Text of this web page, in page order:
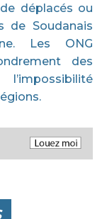
déplacés ou
de Soudanais
Les ONG
des